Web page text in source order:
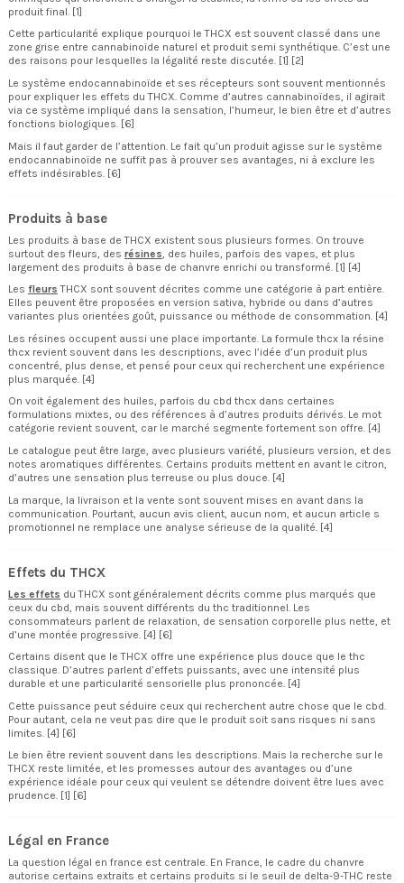
produit final. [1]
Cette particularité explique pourquoi le THCX est souvent classé dans une
zone grise entre cannabinoïde naturel et produit semi synthétique. C’est une
des raisons pour lesquelles la légalité reste discutée. [1] [2]
Le système endocannabinoïde et ses récepteurs sont souvent mentionnés
pour expliquer les effets du THCX. Comme d’autres cannabinoïdes, il agirait
via ce système impliqué dans la sensation, l’humeur, le bien être et d’autres
fonctions biologiques. [6]
Mais il faut garder de l’attention. Le fait qu’un produit agisse sur le système
endocannabinoïde ne suffit pas à prouver ses avantages, ni à exclure les
effets indésirables. [6]
Produits à base
Les produits à base de THCX existent sous plusieurs formes. On trouve
surtout des fleurs, des résines , des huiles, parfois des vapes, et plus
largement des produits à base de chanvre enrichi ou transformé. [1] [4]
Les fleurs THCX sont souvent décrites comme une catégorie à part entière.
Elles peuvent être proposées en version sativa, hybride ou dans d’autres
variantes plus orientées goût, puissance ou méthode de consommation. [4]
Les résines occupent aussi une place importante. La formule thcx la résine
thcx revient souvent dans les descriptions, avec l’idée d’un produit plus
concentré, plus dense, et pensé pour ceux qui recherchent une expérience
plus marquée. [4]
On voit également des huiles, parfois du cbd thcx dans certaines
formulations mixtes, ou des références à d’autres produits dérivés. Le mot
catégorie revient souvent, car le marché segmente fortement son offre. [4]
Le catalogue peut être large, avec plusieurs variété, plusieurs version, et des
notes aromatiques différentes. Certains produits mettent en avant le citron,
d’autres une sensation plus terreuse ou plus douce. [4]
La marque, la livraison et la vente sont souvent mises en avant dans la
communication. Pourtant, aucun avis client, aucun nom, et aucun article s
promotionnel ne remplace une analyse sérieuse de la qualité. [4]
Effets du THCX
Les effets du THCX sont généralement décrits comme plus marqués que
ceux du cbd, mais souvent différents du thc traditionnel. Les
consommateurs parlent de relaxation, de sensation corporelle plus nette, et
d’une montée progressive. [4] [6]
Certains disent que le THCX offre une expérience plus douce que le thc
classique. D’autres parlent d’effets puissants, avec une intensité plus
durable et une particularité sensorielle plus prononcée. [4]
Cette puissance peut séduire ceux qui recherchent autre chose que le cbd.
Pour autant, cela ne veut pas dire que le produit soit sans risques ni sans
limites. [4] [6]
Le bien être revient souvent dans les descriptions. Mais la recherche sur le
THCX reste limitée, et les promesses autour des avantages ou d’une
expérience idéale pour ceux qui veulent se détendre doivent être lues avec
prudence. [1] [6]
Légal en France
La question légal en france est centrale. En France, le cadre du chanvre
autorise certains extraits et certains produits si le seuil de delta-9-THC reste